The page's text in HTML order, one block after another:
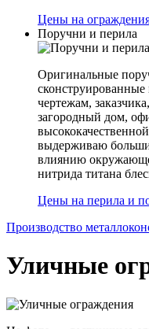
Цены на
Поручни и перила
Оригинальные
чертежам,
загородный дом,
выдерживаю
влиянию
нитрида титана
Цены на перила и
Производство
Уличные